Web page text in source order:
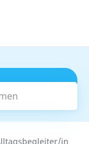
in